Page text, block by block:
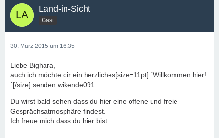
Land-in-Sicht
Gast
30. März 2015 um 16:35
Liebe Bighara,
auch ich möchte dir ein herzliches[size=11pt] ´Willkommen hier!
´[/size] senden wikende091
Du wirst bald sehen dass du hier eine offene und freie
Gesprächsatmosphäre findest.
Ich freue mich dass du hier bist.